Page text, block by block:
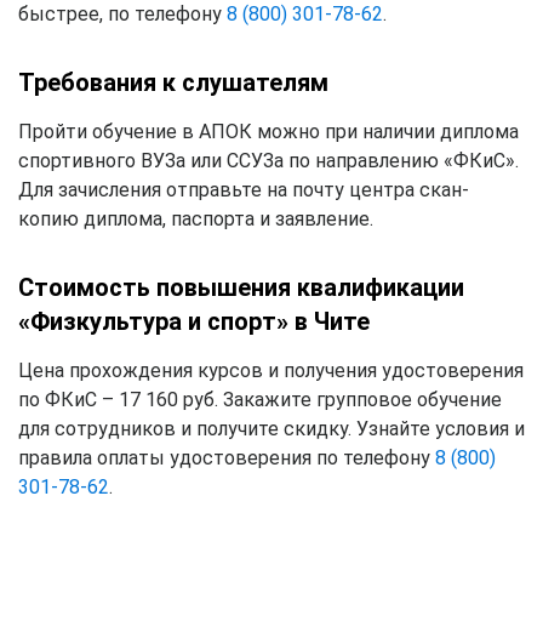
быстрее, по телефону 8 (800) 301-78-62.
Требования к слушателям
Пройти обучение в АПОК можно при наличии диплома
спортивного ВУЗа или ССУЗа по направлению «ФКиС».
Для зачисления отправьте на почту центра скан-
копию диплома, паспорта и заявление.
Стоимость повышения квалификации
«Физкультура и спорт» в Чите
Цена прохождения курсов и получения удостоверения
по ФКиС – 17 160 руб. Закажите групповое обучение
для сотрудников и получите скидку. Узнайте условия и
правила оплаты удостоверения по телефону 8 (800)
301-78-62.